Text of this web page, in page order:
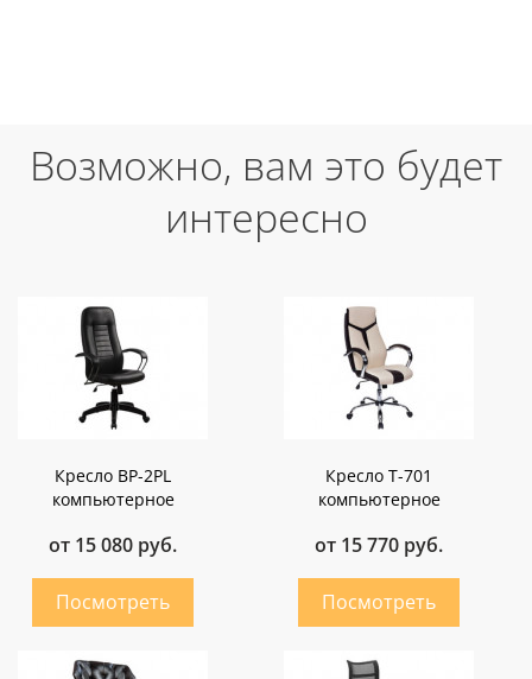
Возможно, вам это будет
интересно
Кресло BP-2PL
компьютерное
от 15 080 руб.
Кресло Т-701
компьютерное
от 15 770 руб.